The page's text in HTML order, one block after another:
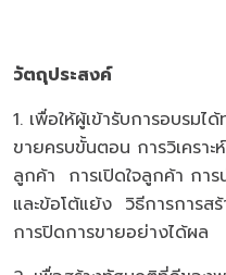
วัตถุประสงค์
1. เพื่อให้ผู้เข้ารับการอบรมไ
ขายครบขั้นตอน การวิเครา
ลูกค้า การเปิดใจลูกค้า กา
และข้อโต้แย้ง วิธีการการ
การปิดการขายอย่างได้ผล